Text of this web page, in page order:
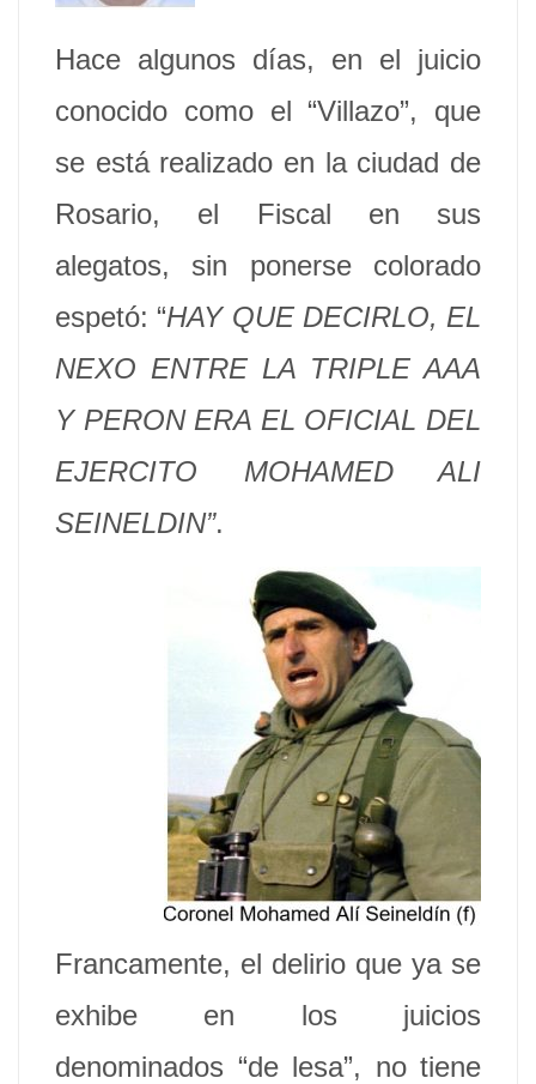
Hace algunos días, en el juicio
conocido como el “Villazo”, que
se está realizado en la ciudad de
Rosario, el Fiscal en sus
alegatos, sin ponerse colorado
espetó: “HAY QUE DECIRLO, EL
NEXO ENTRE LA TRIPLE AAA
Y PERON ERA EL OFICIAL DEL
EJERCITO MOHAMED ALI
SEINELDIN”.
Francamente, el delirio que ya se
exhibe en los juicios
denominados “de lesa”, no tiene